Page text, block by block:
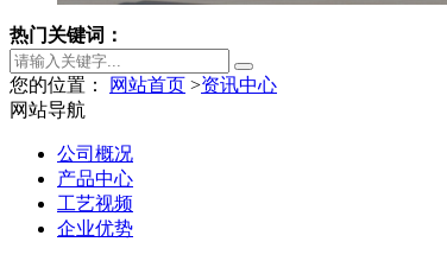
热门关键词：
您的位置： 网站首页 >资讯中心
网站导航
公司概况
产品中心
工艺视频
企业优势